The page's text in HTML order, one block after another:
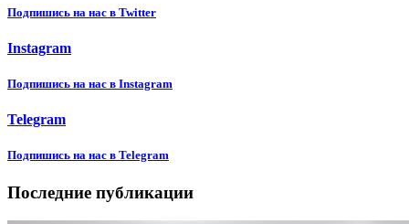
Подпишиcь на нас в Twitter
Instagram
Подпишиcь на нас в Instagram
Telegram
Подпишиcь на нас в Telegram
Последние публикации